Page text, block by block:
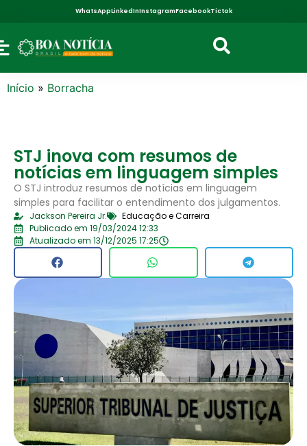
WhatsAppLinkedInInstagramFacebookTictok
Início » Borracha
STJ inova com resumos de
notícias em linguagem simples
O STJ introduz resumos de notícias em linguagem
simples para facilitar o entendimento dos julgamentos.
Jackson Pereira Jr.
Educação e Carreira
Publicado em 19/03/2024 12:33
Atualizado em 13/12/2025 17:25